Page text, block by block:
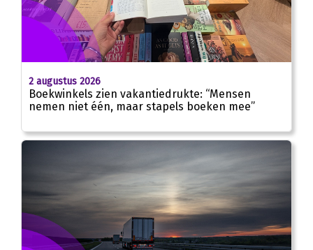
2 augustus 2026
Boekwinkels zien vakantiedrukte: “Mensen
nemen niet één, maar stapels boeken mee”